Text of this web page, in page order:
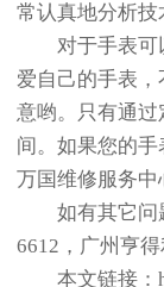
常认真地分析技
对于手表可以
爱自己的手表
意哟。只有通
间。如果您的
万国维修服务中
如有其它问题
6612，广州亨
本文链接：